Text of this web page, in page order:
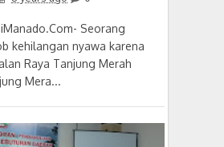
Seorang
kehilangan nyawa karena
Raya Tanjung Merah
Mera...